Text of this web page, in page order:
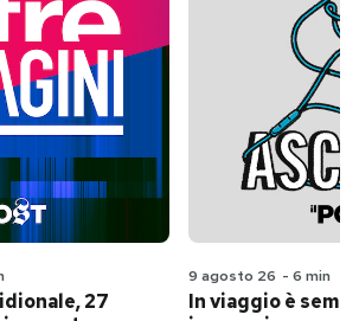
27
9 agosto 26 - 6 min
In viaggio è